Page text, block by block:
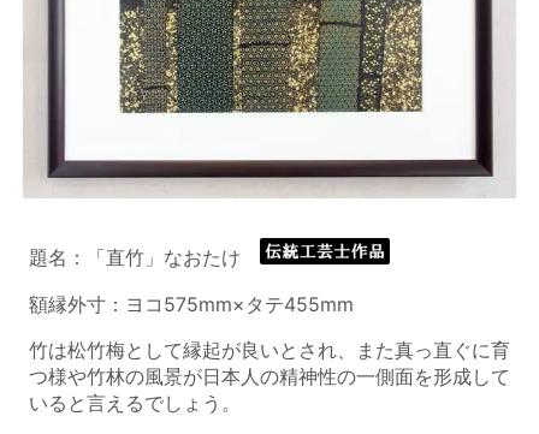
題名：「直竹」なおたけ
額縁外寸：ヨコ575mm×タテ455mm
竹は松竹梅として縁起が良いとされ、また真っ直ぐに育
つ様や竹林の風景が日本人の精神性の一側面を形成して
いると言えるでしょう。